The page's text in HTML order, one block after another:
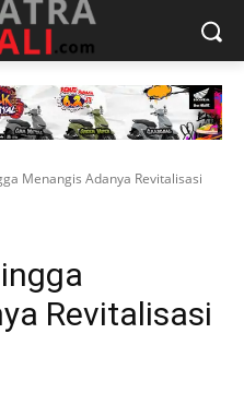
Menangis Adanya Revitalisasi
Revitalisasi